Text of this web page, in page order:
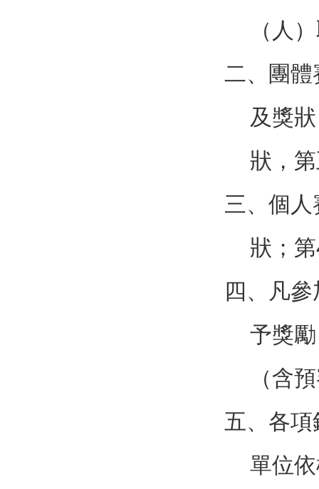
（人
二、團
及獎
狀，
三、個
狀；
四、凡
予獎
（含
五、各
單位